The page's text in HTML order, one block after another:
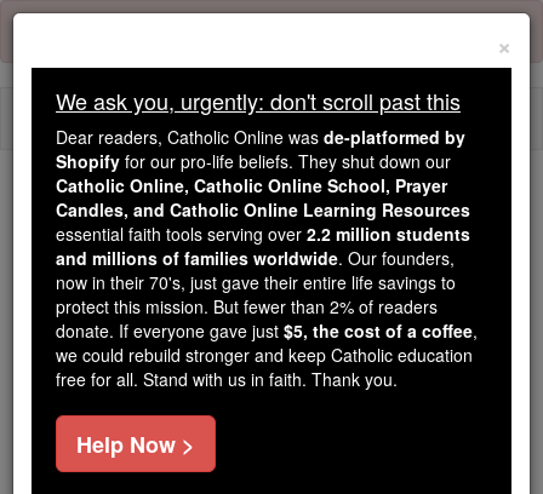
Skip
content
Trending:
Daily Reading for Thursday, October ...
Today's Reading The Mysteries of the Rosary
2 Makkabäer - Kapitel 15
2 Makkabäer ⌄
×
We ask you, urgently: don't scroll past this
Dear readers, Catholic Online was de-platformed by
Shopify for our pro-life beliefs. They shut down our
Catholic Online, Catholic Online School, Prayer
Candles, and Catholic Online Learning Resources
essential faith tools serving over 2.2 million students
and millions of families worldwide. Our founders,
now in their 70's, just gave their entire life savings to
protect this mission. But fewer than 2% of readers
donate. If everyone gave just $5, the cost of a coffee,
we could rebuild stronger and keep Catholic education
free for all. Stand with us in faith. Thank you.
Help Now >